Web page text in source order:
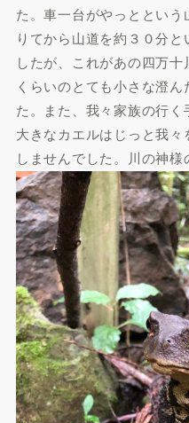
た。車一台がやっととい
りてから山道を約３０分
したが、これがあの四万
くらいのとても小さな澄
た。また、我々家族の行
大きなカエルはじっと我
しませんでした。川の神様